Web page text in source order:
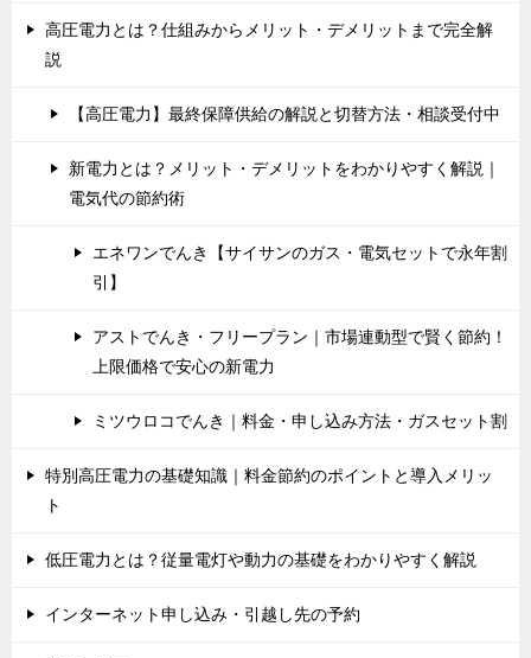
高圧電力とは？仕組みからメリット・デメリットまで完全解
説
【高圧電力】最終保障供給の解説と切替方法・相談受付中
新電力とは？メリット・デメリットをわかりやすく解説｜
電気代の節約術
エネワンでんき【サイサンのガス・電気セットで永年割
引】
アストでんき・フリープラン｜市場連動型で賢く節約！
上限価格で安心の新電力
ミツウロコでんき｜料金・申し込み方法・ガスセット割
特別高圧電力の基礎知識｜料金節約のポイントと導入メリッ
ト
低圧電力とは？従量電灯や動力の基礎をわかりやすく解説
インターネット申し込み・引越し先の予約